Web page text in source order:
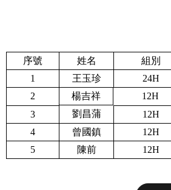
序號 姓名
組別
1
王玉珍 24H
2
楊吉祥 1 2H
3
劉昌蒲 1 2H
4
曾國鎮 1 2H
5
陳前 1 2H